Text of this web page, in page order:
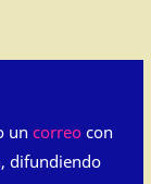
un correocon
difundiendo